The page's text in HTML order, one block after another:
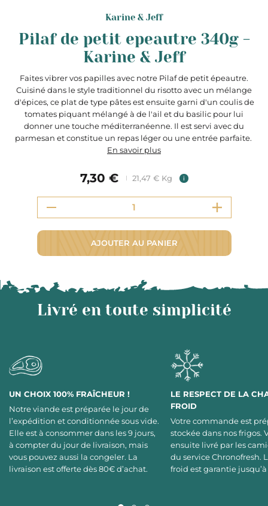
Karine & Jeff
Pilaf de petit epeautre 340g -
Karine & Jeff
Faites vibrer vos papilles avec notre Pilaf de petit épeautre.
Cuisiné dans le style traditionnel du risotto avec un mélange
d'épices, ce plat de type pâtes est ensuite garni d'un coulis de
tomates piquant mélangé à de l'ail et du basilic pour lui
donner une touche méditerranéenne. Il est servi avec du
parmesan et constitue un repas léger ou une entrée parfaite.
En savoir plus
7,30 € 21,47 € Kg i
AJOUTER AU PANIER
Livré en toute simplicité
UN CHOIX 100% FRAÎCHEUR !
Notre viande est préparée le jour de
l’expédition et conditionnée sous vide.
Elle est à consommer dans les 9 jours,
à compter du jour de livraison, mais
vous pouvez aussi la congeler. La
livraison est offerte dès 80€ d’achat.
LE RESPECT DE LA
FROID
Votre commande est
stockée dans nos frigos.
ensuite livré par les
du service Chronofresh.
froid est garantie